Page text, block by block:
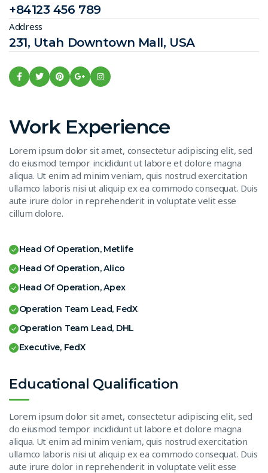
+84123 456 789
Address
231, Utah Downtown Mall, USA
Work Experience
Lorem ipsum dolor sit amet, consectetur adipiscing elit, sed
do eiusmod tempor incididunt ut labore et dolore magna
aliqua. Ut enim ad minim veniam, quis nostrud exercitation
ullamco laboris nisi ut aliquip ex ea commodo consequat. Duis
aute irure dolor in reprehenderit in voluptate velit esse
cillum dolore.
Head Of Operation, Metlife
Head Of Operation, Alico
Head Of Operation, Apex
Operation Team Lead, FedX
Operation Team Lead, DHL
Executive, FedX
Educational Qualification
Lorem ipsum dolor sit amet, consectetur adipiscing elit, sed
do eiusmod tempor incididunt ut labore et dolore magna
aliqua. Ut enim ad minim veniam, quis nostrud exercitation
ullamco laboris nisi ut aliquip ex ea commodo consequat. Duis
aute irure dolor in reprehenderit in voluptate velit esse